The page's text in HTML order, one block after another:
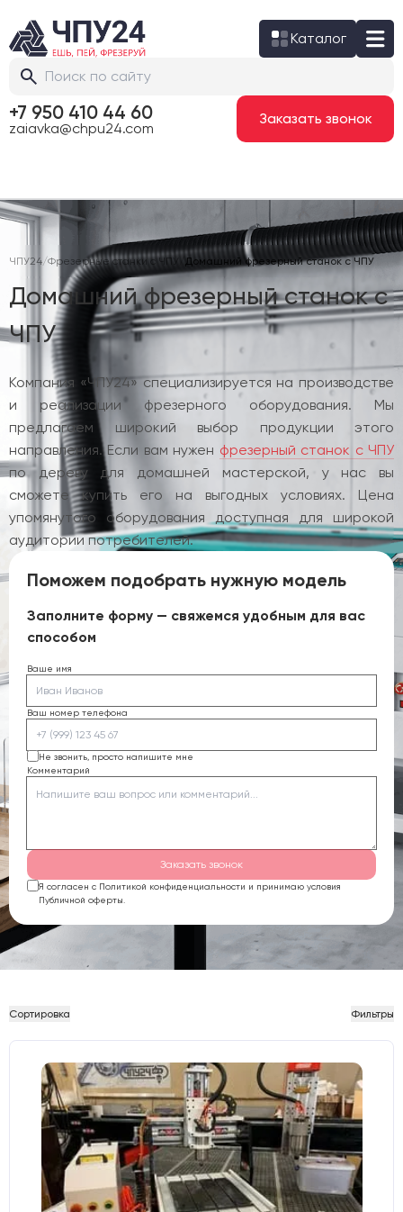
Каталог
+7 950 410 44 60
zaiavka@chpu24.com
Заказать звонок
ЧПУ24/Фрезерные станки с ЧПУ Домашний фрезерный станок с ЧПУ
Домашний фрезерный станок с
ЧПУ
Компания «ЧПУ24» специализируется на производстве
и реализации фрезерного оборудования. Мы
предлагаем широкий выбор продукции этого
направления. Если вам нужен фрезерный станок с ЧПУ
по дереву для домашней мастерской, у нас вы
сможете купить его на выгодных условиях. Цена
упомянутого оборудования доступная для широкой
аудитории потребителей.
Поможем подобрать нужную модель
Заполните форму — свяжемся удобным для вас
способом
Ваше имя
Ваш номер телефона
Не звонить, просто напишите мне
Комментарий
Заказать звонок
Я согласен с Политикой конфиденциальности и принимаю условия
Публичной оферты.
Сортировка Фильтры